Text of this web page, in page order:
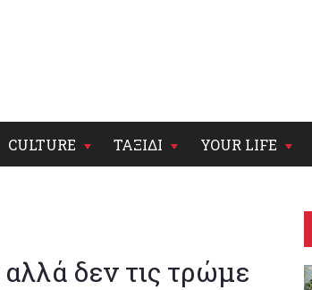
CULTURE ΤΑΞΙΔΙ YOUR LIFE
δεν τις τρώμε